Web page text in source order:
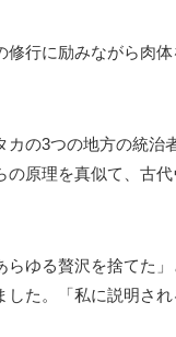
修行に励みながら肉
の3つの地方の統治
原理を真似て、古
らゆる贅沢を捨てた
した。「私に説明さ